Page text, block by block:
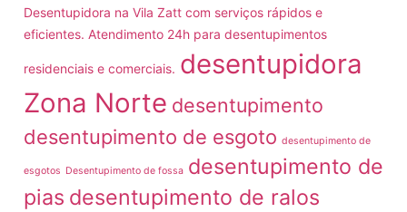
Desentupidora na Vila Zatt com serviços rápidos e
eficientes. Atendimento 24h para desentupimentos
residenciais e comerciais. desentupidora
Zona Norte desentupimento
desentupimento de esgoto desentupimento de
esgotos Desentupimento de fossa desentupimento de
pias desentupimento de ralos